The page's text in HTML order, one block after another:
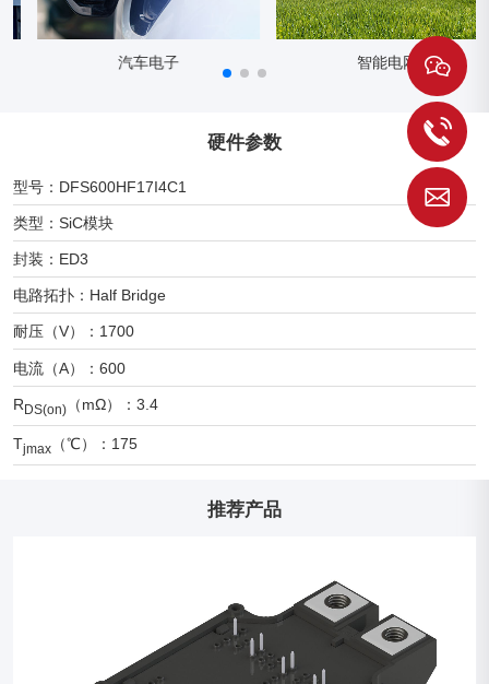
汽车电子 智能电网
硬件参数
型号：DFS600HF17I4C1
类型：SiC模块
封装：ED3
电路拓扑：Half Bridge
耐压（V）：1700
电流（A）：600
RDS(on) （mΩ）：3.4
Tjmax （℃）：175
推荐产品